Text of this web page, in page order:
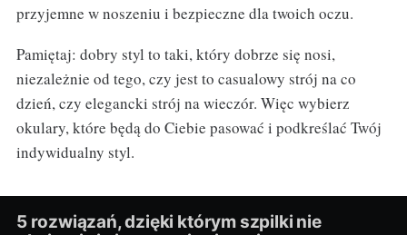
przyjemne w noszeniu i bezpieczne dla twoich oczu.
Pamiętaj: dobry styl to taki, który dobrze się nosi,
niezależnie od tego, czy jest to casualowy strój na co
dzień, czy elegancki strój na wieczór. Więc wybierz
okulary, które będą do Ciebie pasować i podkreślać Twój
indywidualny styl.
5 rozwiązań, dzięki którym szpilki nie